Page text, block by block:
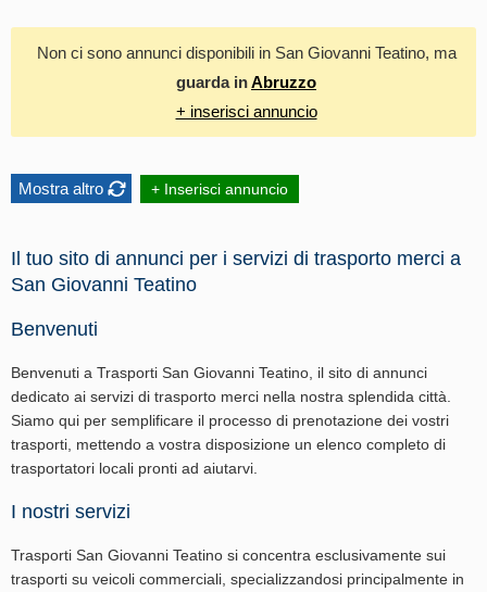
Non ci sono annunci disponibili in San Giovanni Teatino, ma
guarda inAbruzzo
+ inserisci annuncio
Mostra altro + Inserisci annuncio
Il tuo sito di annunci per i servizi di trasporto merci a
San Giovanni Teatino
Benvenuti
Benvenuti a Trasporti San Giovanni Teatino, il sito di annunci
dedicato ai servizi di trasporto merci nella nostra splendida città.
Siamo qui per semplificare il processo di prenotazione dei vostri
trasporti, mettendo a vostra disposizione un elenco completo di
trasportatori locali pronti ad aiutarvi.
I nostri servizi
Trasporti San Giovanni Teatino si concentra esclusivamente sui
trasporti su veicoli commerciali, specializzandosi principalmente in